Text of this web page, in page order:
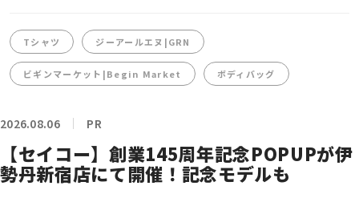
Tシャツ ジーアールエヌ|GRN
ビギンマーケット|Begin Market ボディバッグ
2026.08.06 PR
【セイコー】創業145周年記念POPUPが伊
勢丹新宿店にて開催！記念モデルも